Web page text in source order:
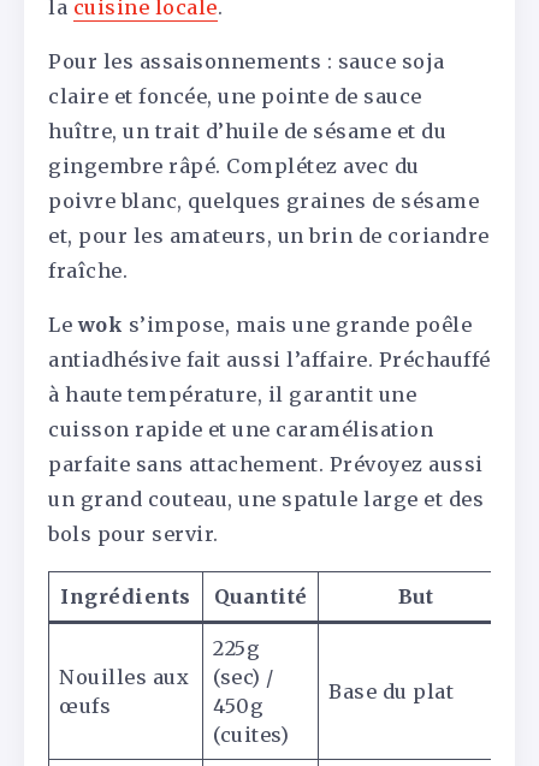
la cuisine locale.
Pour les assaisonnements : sauce soja
claire et foncée, une pointe de sauce
huître, un trait d’huile de sésame et du
gingembre râpé. Complétez avec du
poivre blanc, quelques graines de sésame
et, pour les amateurs, un brin de coriandre
fraîche.
Lewok s’impose, mais une grande poêle
antiadhésive fait aussi l’affaire. Préchauffé
à haute température, il garantit une
cuisson rapide et une caramélisation
parfaite sans attachement. Prévoyez aussi
un grand couteau, une spatule large et des
bols pour servir.
Ingrédients Quantité But
Nouilles aux
œufs
225g
(sec) /
450g
(cuites)
Base du plat